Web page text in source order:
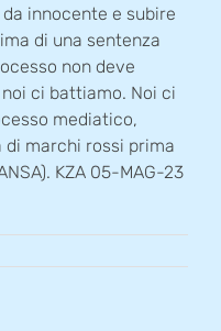
innocente e subire
di una sentenza
non deve
ci battiamo. Noi ci
mediatico,
di marchi rossi prima
KZA 05-MAG-23